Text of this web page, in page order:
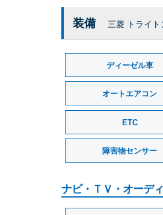
装備 三菱 トライ
ディーゼル車
オートエアコン
ETC
障害物センサー
ナビ・ＴＶ・オーデ